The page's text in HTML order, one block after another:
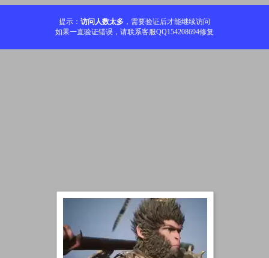
提示： 访问人数太多 ，需要验证后才能继续访问
如果一直验证错误，请联系客服QQ154208694修复
加载中